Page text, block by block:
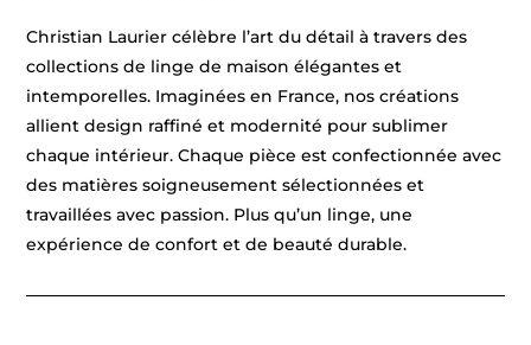
Christian Laurier célèbre l’art du détail à travers des
collections de linge de maison élégantes et
intemporelles. Imaginées en France, nos créations
allient design raffiné et modernité pour sublimer
chaque intérieur. Chaque pièce est confectionnée avec
des matières soigneusement sélectionnées et
travaillées avec passion. Plus qu’un linge, une
expérience de confort et de beauté durable.